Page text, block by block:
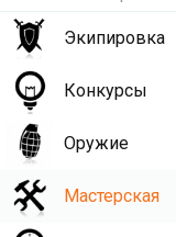
Экипировка
Конкурсы
Оружие
Мастерская